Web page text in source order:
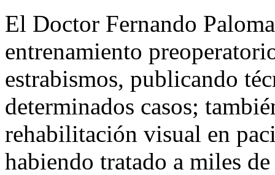
El Doctor Fernando
entrenamiento
estrabismos, publicando
determinados casos;
rehabilitación visual en
habiendo tratado a miles